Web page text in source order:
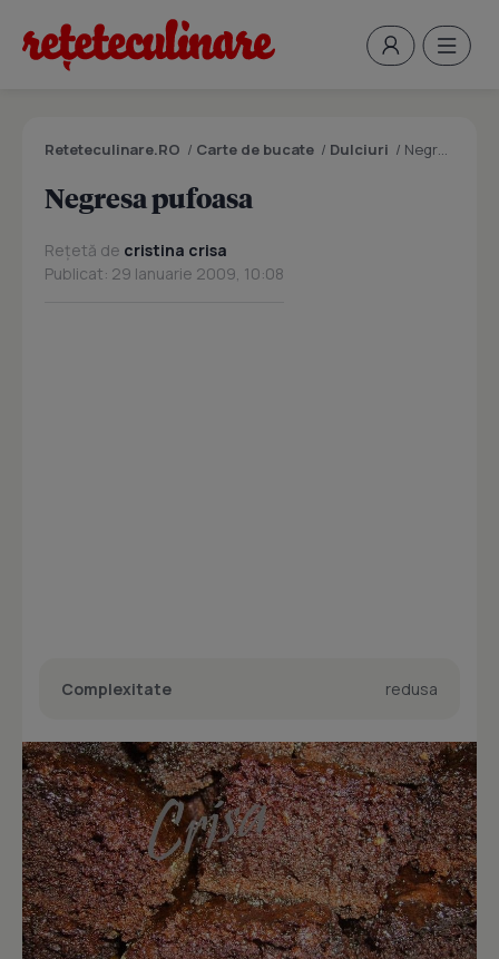
Reteteculinare.RO / Carte de bucate / Dulciuri / Negresa pufoasa
Negresa pufoasa
Rețetă de cristina crisa
Publicat: 29 Ianuarie 2009, 10:08
Complexitate redusa